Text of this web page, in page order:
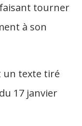
tourner
à son
un texte tiré
17 janvier